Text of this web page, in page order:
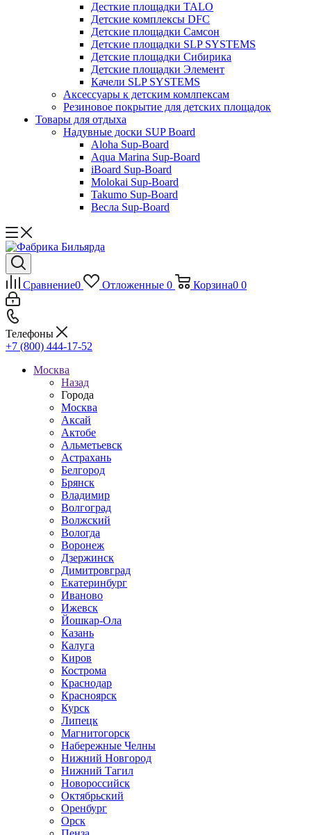
Десткие площадки TALO
Детские комплексы DFC
Детские площадки Самсон
Детские площадки SLP SYSTEMS
Детские площадки Сибирика
Детские площадки Элемент
Качели SLP SYSTEMS
Аксессуары к детским комлпексам
Резиновое покрытие для детских площадок
Товары для отдыха
Надувные доски SUP Board
Aloha Sup-Board
Aqua Marina Sup-Board
iBoard Sup-Board
Molokai Sup-Board
Takumo Sup-Board
Весла Sup-Board
Сравнение0 Отложенные 0 Корзина0 0
Телефоны
+7 (800) 444-17-52
Москва
Назад
Города
Москва
Аксай
Актобе
Альметьевск
Астрахань
Белгород
Брянск
Владимир
Волгоград
Волжский
Вологда
Воронеж
Дзержинск
Димитровград
Екатеринбург
Иваново
Ижевск
Йошкар-Ола
Казань
Калуга
Киров
Кострома
Краснодар
Красноярск
Курск
Липецк
Магнитогорск
Набережные Челны
Нижний Новгород
Нижний Тагил
Новороссийск
Октябрьский
Оренбург
Орск